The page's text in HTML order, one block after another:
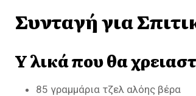
Συνταγή για
Υλικά που θα
85 γραμμάρια τζελ αλόης βέρα